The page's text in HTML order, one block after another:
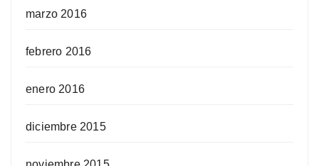
marzo 2016
febrero 2016
enero 2016
diciembre 2015